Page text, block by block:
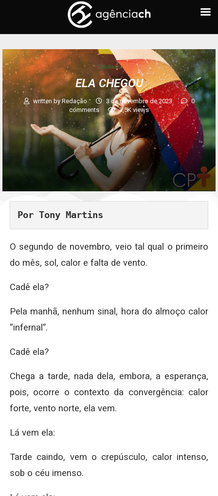
Cotidiano
ELA CHEGOU
written by Redação 3 de novembro de 2023
0
comments
3,5K views
Por Tony Martins
O segundo de novembro, veio tal qual o primeiro
do mês, sol, calor e falta de vento.
Cadê ela?
Pela manhã, nenhum sinal, hora do almoço calor
“infernal”.
Cadê ela?
Chega a tarde, nada dela, embora, a esperança,
pois, ocorre o contexto da convergência: calor
forte, vento norte, ela vem.
Lá vem ela:
Tarde caindo, vem o crepúsculo, calor intenso,
sob o céu imenso.